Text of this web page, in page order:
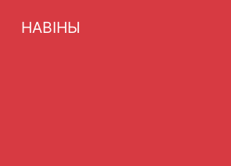
НАВІНЫ